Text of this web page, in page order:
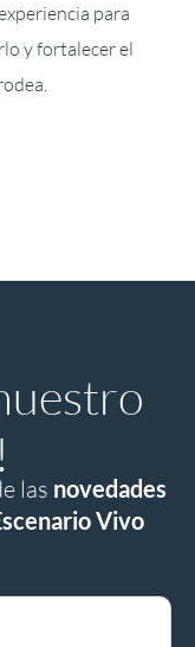
para
y fortalecer el
las novedades
Vivo